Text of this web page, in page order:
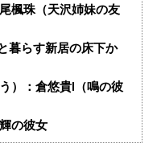
楓珠（天沢姉妹の友
暮らす新居の床下か
）：倉悠貴I（鳴の彼
の彼女